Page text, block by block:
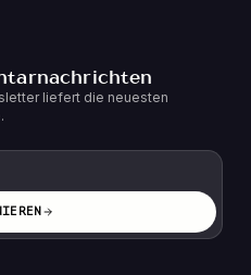
liefert die neuesten